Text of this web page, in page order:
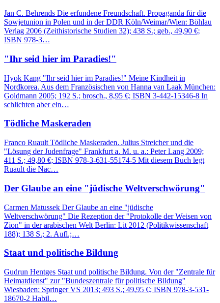
Jan C. Behrends Die erfundene Freundschaft. Propaganda für die
Sowjetunion in Polen und in der DDR Köln/Weimar/Wien: Böhlau
Verlag 2006 (Zeithistorische Studien 32); 438 S.; geb., 49,90 €;
ISBN 978-3…
"Ihr seid hier im Paradies!"
Hyok Kang "Ihr seid hier im Paradies!" Meine Kindheit in
Nordkorea. Aus dem Französischen von Hanna van Laak München:
Goldmann 2005; 192 S.; brosch., 8,95 €; ISBN 3-442-15346-8 In
schlichten aber ein…
Tödliche Maskeraden
Franco Ruault Tödliche Maskeraden. Julius Streicher und die
"Lösung der Judenfrage" Frankfurt a. M. u. a.: Peter Lang 2009;
411 S.; 49,80 €; ISBN 978-3-631-55174-5 Mit diesem Buch legt
Ruault die Nac…
Der Glaube an eine "jüdische Weltverschwörung"
Carmen Matussek Der Glaube an eine "jüdische
Weltverschwörung" Die Rezeption der "Protokolle der Weisen von
Zion" in der arabischen Welt Berlin: Lit 2012 (Politikwissenschaft
188); 138 S.; 2. Aufl.;…
Staat und politische Bildung
Gudrun Hentges Staat und politische Bildung. Von der "Zentrale für
Heimatdienst" zur "Bundeszentrale für politische Bildung"
Wiesbaden: Springer VS 2013; 493 S.; 49,95 €; ISBN 978-3-531-
18670-2 Habil…